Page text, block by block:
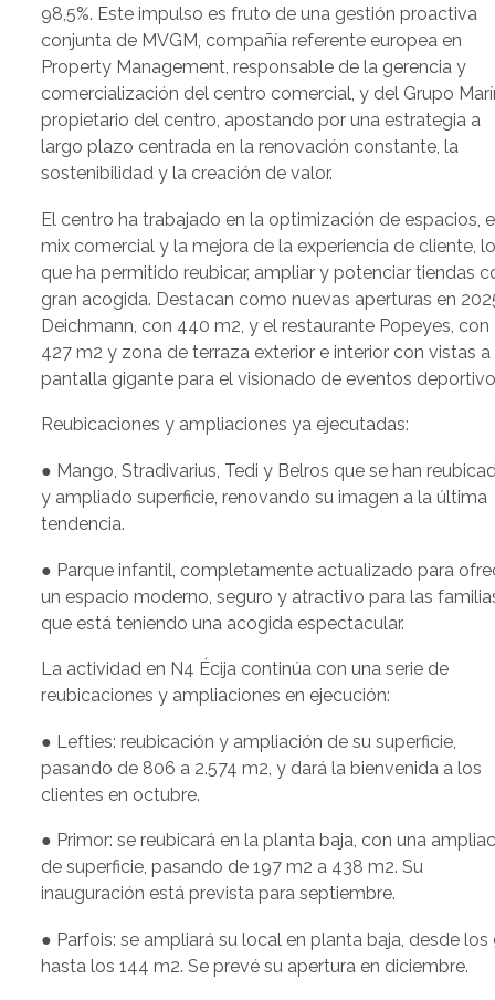
98,5%. Este impulso es fruto de una gestión proactiva
conjunta de MVGM, compañía referente europea en
Property Management, responsable de la gerencia y
comercialización del centro comercial, y del Grupo
propietario del centro, apostando por una estrategia a
largo plazo centrada en la renovación constante, la
sostenibilidad y la creación de valor.
El centro ha trabajado en la optimización de espacios,
mix comercial y la mejora de la experiencia de cliente,
que ha permitido reubicar, ampliar y potenciar tiendas
gran acogida. Destacan como nuevas aperturas en
Deichmann, con 440 m2, y el restaurante Popeyes, con
427 m2 y zona de terraza exterior e interior con vistas a
pantalla gigante para el visionado de eventos
Reubicaciones y ampliaciones ya ejecutadas:
● Mango, Stradivarius, Tedi y Belros que se han
y ampliado superficie, renovando su imagen a la última
tendencia.
● Parque infantil, completamente actualizado para
un espacio moderno, seguro y atractivo para las
que está teniendo una acogida espectacular.
La actividad en N4 Écija continúa con una serie de
reubicaciones y ampliaciones en ejecución:
● Lefties: reubicación y ampliación de su superficie,
pasando de 806 a 2.574 m2, y dará la bienvenida a los
clientes en octubre.
● Primor: se reubicará en la planta baja, con una
de superficie, pasando de 197 m2 a 438 m2. Su
inauguración está prevista para septiembre.
● Parfois: se ampliará su local en planta baja, desde los
hasta los 144 m2. Se prevé su apertura en diciembre.